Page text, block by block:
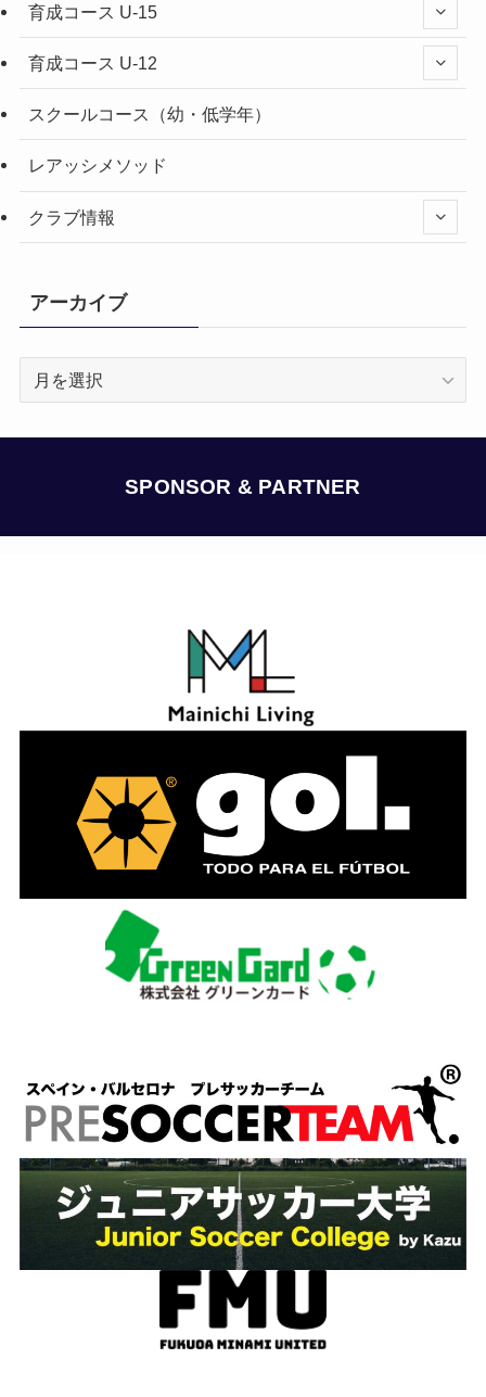
育成コース U-15
育成コース U-12
スクールコース（幼・低学年）
レアッシメソッド
クラブ情報
アーカイブ
SPONSOR & PARTNER